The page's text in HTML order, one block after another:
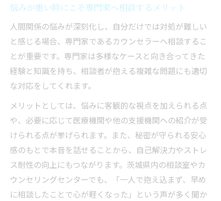
悩みが重い時にこそ専門家へ相談するメリット
人間関係の悩みが深刻化し、自分だけでは対処が難しい
と感じる場合、専門家であるカウンセラーへ相談するこ
とが重要です。専門家は多様なケースと向き合ってきた
経験と知識を持ち、相談者が抱える複雑な問題にも適切
な対応をしてくれます。
メリットとしては、悩みに客観的な視点を加えられる点
や、必要に応じて医療機関や他の支援機関への紹介が受
けられる点が挙げられます。また、秘密が守られる安心
感のもとで本音を話せることから、自己解決力やストレ
ス耐性の向上にもつながります。茨城県内の相談室やカ
ウンセリングセンターでも、「一人で抱え込まず、早め
に相談したことで心が軽くなった」という声が多く聞か